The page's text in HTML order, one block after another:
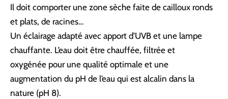
Il doit comporter une zone sèche faite de cailloux ronds
et plats, de racines…
Un éclairage adapté avec apport d’UVB et une lampe
chauffante. L’eau doit être chauffée, filtrée et
oxygénée pour une qualité optimale et une
augmentation du pH de l’eau qui est alcalin dans la
nature (pH 8).